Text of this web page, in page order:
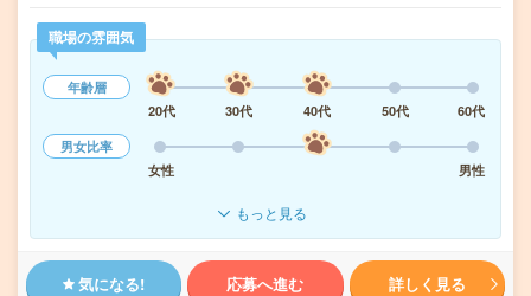
職場の雰囲気
年齢層
20代
30代 40代 50代
60代
男女比率
女性
男性
もっと見る
気になる! 応募へ進む 詳しく見る